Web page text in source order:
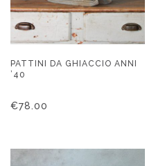
PATTINI DA GHIACCIO ANNI
’40
€78.00